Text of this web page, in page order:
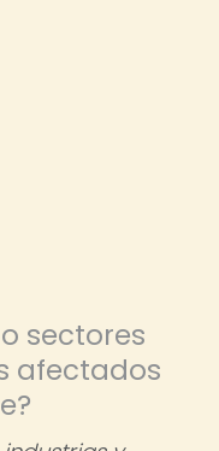
sectores
afectados